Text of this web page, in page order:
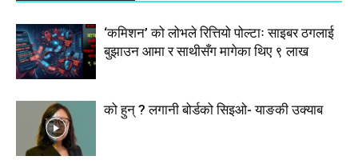
‘कमिशन’ को लोभले रित्तियो पोल्टाः साइबर ठगलाई
बुझाउन आमा र साथीसँग मागेका थिए ९ लाख
को हुन् ? लगानी बोर्डको सिइओ- याङकी उक्याब